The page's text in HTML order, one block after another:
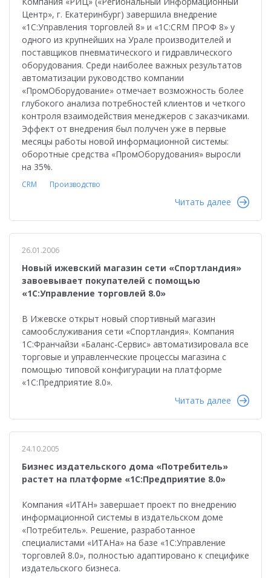
Центр», г. Екатеринбург) завершила внедрение
«1С:Управления торговлей 8» и «1С:CRM ПРОФ 8» у
одного из крупнейших на Урале производителей и
поставщиков пневматического и гидравлического
оборудования. Среди наиболее важных результатов
автоматизации руководство компании
«ПромОборудование» отмечает возможность более
глубокого анализа потребностей клиентов и четкого
контроля взаимодействия менеджеров с заказчиками.
Эффект от внедрения был получен уже в первые
месяцы работы новой информационной системы:
оборотные средства «ПромОборудования» выросли
на 35%.
CRM Производство
Читать далее
26.01.2006
Новый ижевский магазин сети «Спортландия»
завоевывает покупателей с помощью
«1С:Управление торговлей 8.0»
В Ижевске открыт новый спортивный магазин
самообслуживания сети «Спортландия». Компания
1С:Франчайзи «Баланс-Сервис» автоматизировала все
торговые и управленческие процессы магазина с
помощью типовой конфигурации на платформе
«1С:Предприятие 8.0».
Читать далее
24.10.2005
Бизнес издательского дома «Потребитель»
растет на платформе «1С:Предприятие 8.0»
Компания «ИТАН» завершает проект по внедрению
информационной системы в издательском доме
«Потребитель». Решение, разработанное
специалистами «ИТАНа» на базе «1С:Управление
торговлей 8.0», полностью адаптировано к специфике
издательского бизнеса.